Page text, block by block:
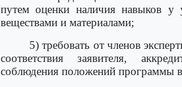
путем оценки наличия навыков у
веществами и материалами;
5) требовать от членов
соответствия заявителя,
соблюдения положений программы